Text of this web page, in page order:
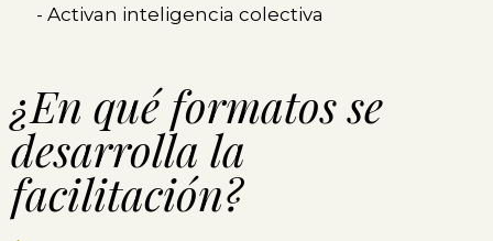
- Activan inteligencia colectiva
¿En qué formatos se
desarrolla la
facilitación?